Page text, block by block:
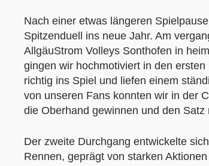
Nach einer etwas längeren
Spitzenduell ins neue Jahr. Am
AllgäuStrom Volleys Sonthofen in
gingen wir hochmotiviert in den
richtig ins Spiel und liefen einem
von unseren Fans konnten wir in der
die Oberhand gewinnen und den
Der zweite Durchgang entwickelte
Rennen, geprägt von starken